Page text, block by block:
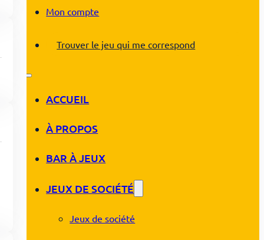
Mon compte
Trouver le jeu qui me correspond
ACCUEIL
À PROPOS
BAR À JEUX
JEUX DE SOCIÉTÉ
Jeux de société